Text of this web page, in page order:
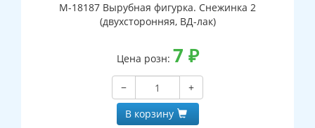
М-18187 Вырубная фигурка. Снежинка 2
(двухсторонняя, ВД-лак)
Цена розн: 7 ₽
−
+
В корзину